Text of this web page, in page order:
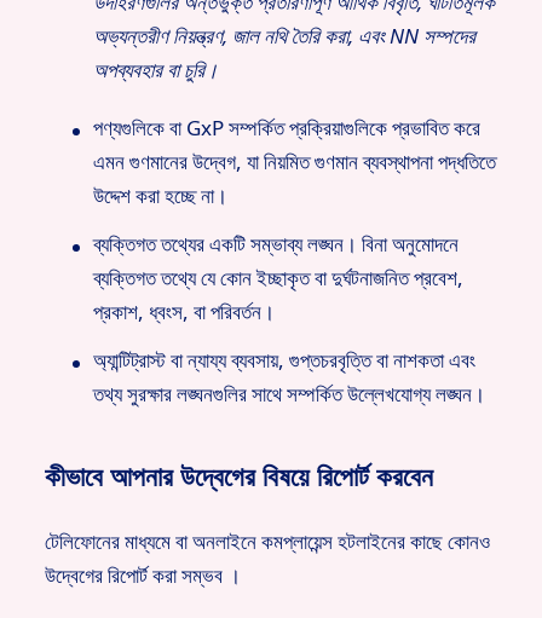
অভ্যন্তরীণ নিয়ন্ত্রণ, জাল নথি তৈরি করা, এবং NN সম্পদের
অপব্যবহার বা চুরি।
পণ্যগুলিকে বা GxP সম্পর্কিত প্রক্রিয়াগুলিকে প্রভাবিত করে
এমন গুণমানের উদ্বেগ, যা নিয়মিত গুণমান ব্যবস্থাপনা পদ্ধতিতে
উদ্দেশ করা হচ্ছে না।
ব্যক্তিগত তথ্যের একটি সম্ভাব্য লঙ্ঘন। বিনা অনুমোদনে
ব্যক্তিগত তথ্যে যে কোন ইচ্ছাকৃত বা দুর্ঘটনাজনিত প্রবেশ,
প্রকাশ, ধ্বংস, বা পরিবর্তন।
অ্যান্টিট্রাস্ট বা ন্যায্য ব্যবসায়, গুপ্তচরবৃত্তি বা নাশকতা এবং
তথ্য সুরক্ষার লঙ্ঘনগুলির সাথে সম্পর্কিত উল্লেখযোগ্য লঙ্ঘন।
কীভাবে আপনার উদ্বেগের বিষয়ে রিপোর্ট করবেন
টেলিফোনের মাধ্যমে বা অনলাইনে কমপ্লায়েন্স হটলাইনের কাছে কোনও
উদ্বেগের রিপোর্ট করা সম্ভব ।